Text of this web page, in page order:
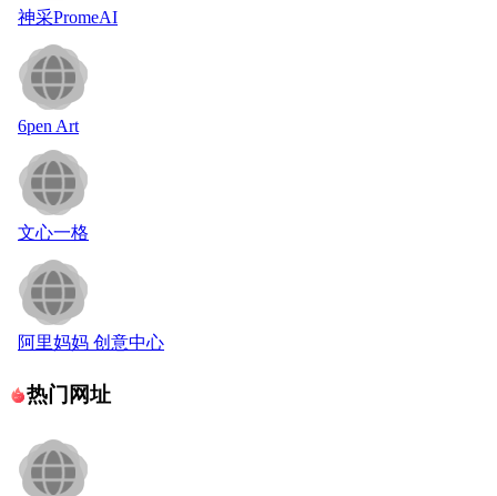
神采PromeAI
6pen Art
文心一格
阿里妈妈 创意中心
热门网址